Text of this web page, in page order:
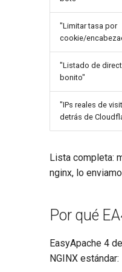
"Limitar tasa por
cookie/
"Listado de
bonito"
"IPs reales de
detrás de
Lista completa:
nginx, lo
Por qué
EasyApache 4
NGINX estándar: